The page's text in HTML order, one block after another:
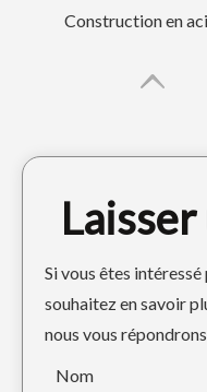
Si vous êtes
souhaitez en savoir
nous vous
Nom